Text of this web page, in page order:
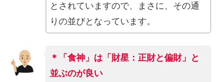
とされていますので、まさに、その通
りの並びとなっています。
＊「食神」は「財星：正財と偏財」と
並ぶのが良い